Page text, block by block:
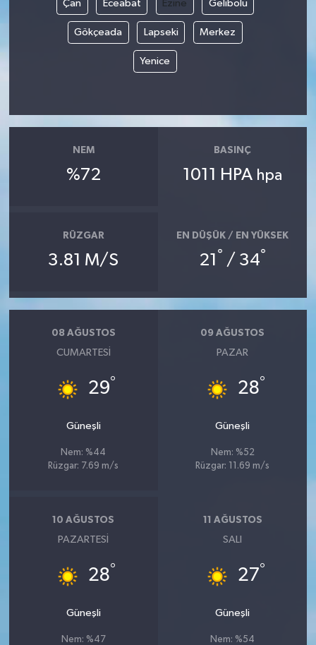
Çan Eceabat Ezine Gelibolu
Gökçeada Lapseki Merkez
Yenice
NEM
%72
BASINÇ
1011 HPA hpa
RÜZGAR
3.81 M/S
EN DÜŞÜK / EN YÜKSEK
21 ° / 34°
08 AĞUSTOS
CUMARTESI
29°
Güneşli
Nem: %44
Rüzgar: 7.69 m/s
09 AĞUSTOS
PAZAR
28°
Güneşli
Nem: %52
Rüzgar: 11.69 m/s
10 AĞUSTOS
PAZARTESI
28°
Güneşli
Nem: %47
11 AĞUSTOS
SALI
27°
Güneşli
Nem: %54